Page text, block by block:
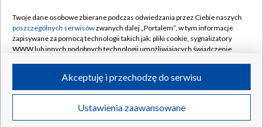
Transmisje Wideo
Emisja w TVP
Rada Programowa
Ogłoszenia przetargowe
Akademia Telewizyjna
Centrum informacji TVP
Kanały
©2026 Telewizja Polska Spółka Akcyjna w likwidacji
Twoje dane osobowe zbierane podczas odwiedzania przez Ciebie naszych
poszczególnych serwisówzwanych dalej „Portalem”, w tym informacje
zapisywane za pomocą technologii takich jak: pliki cookie, sygnalizatory
WWW lub innych podobnych technologii umożliwiających świadczenie
ruchu w Internecie.
Twoje dane osobowe zbierane podczas odwiedzania przez Ciebie
poszczególnych serwisówna Portalu, takie jak adresy IP, identyfikatory
Ustawienia zaawansowane
Akceptuję i przechodzę do serwisu